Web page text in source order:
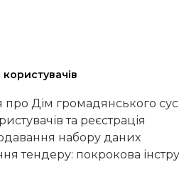
Дім громадянського
та реєстрація
набору даних
тендеру: покрокова